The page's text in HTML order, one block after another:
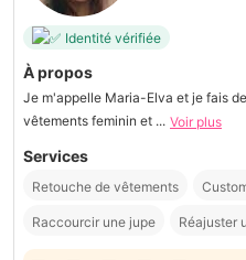
Identité vérifiée
À propos
Je m'appelle Maria-Elva et je fais
vêtements feminin et ... Voir plus
Services
Retouche de vêtements
Raccourcir une jupe Réajuster